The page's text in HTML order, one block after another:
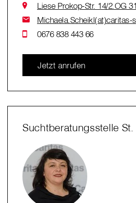
Liese Prokop-Str. 14/2.OG
Michaela.Scheikl(at)caritas-
0676 838 443 66
Jetzt anrufen
Suchtberatungsstelle St.